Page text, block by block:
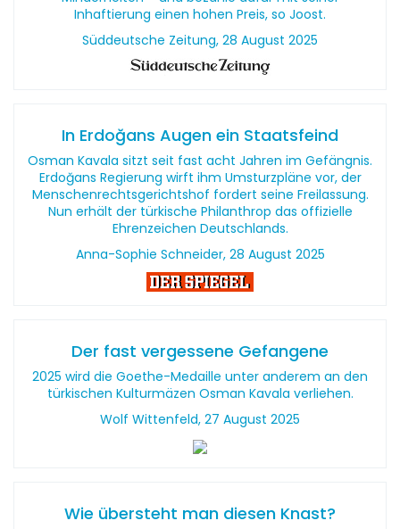
Inhaftierung einen hohen Preis, so Joost.
Süddeutsche Zeitung, 28 August 2025
In Erdoğans Augen ein Staatsfeind
Osman Kavala sitzt seit fast acht Jahren im Gefängnis.
Erdoğans Regierung wirft ihm Umsturzpläne vor, der
Menschenrechtsgerichtshof fordert seine Freilassung.
Nun erhält der türkische Philanthrop das offizielle
Ehrenzeichen Deutschlands.
Anna-Sophie Schneider, 28 August 2025
Der fast vergessene Gefangene
2025 wird die Goethe-Medaille unter anderem an den
türkischen Kulturmäzen Osman Kavala verliehen.
Wolf Wittenfeld, 27 August 2025
Wie übersteht man diesen Knast?